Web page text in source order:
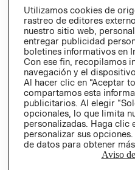
Colombia ($)
CAMBIAR REGIÓN
Utilizamos cookies de
rastreo de editores
nuestro sitio web,
entregar publicidad
boletines informativos en
Con ese fin, recopilamos
navegación y el dispositivo.
Al hacer clic en “Aceptar
compartamos esta
publicitarios. Al elegir
opcionales, lo que limita
personalizadas. Haga clic
personalizar sus
de datos para obtener
Aviso